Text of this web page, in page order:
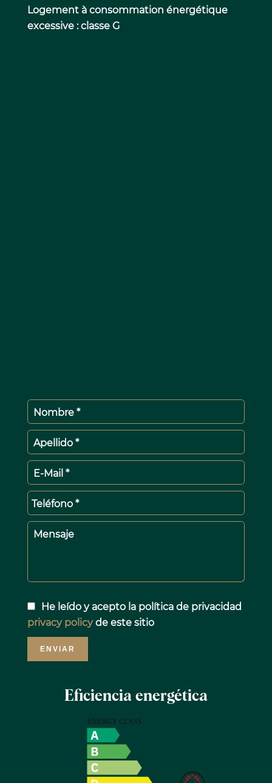
Logement à consommation énergétique
excessive : classe G
Nombre *
Apellido *
E-Mail *
Teléfono *
Mensaje
He leído y acepto la política de privacidad
privacy policyde este sitio
ENVIAR
Eficiencia energética